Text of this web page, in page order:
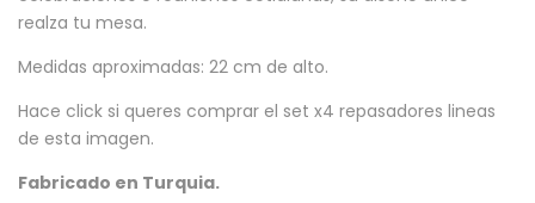
realza tu mesa.
Medidas aproximadas: 22 cm de alto.
Hace click si queres comprar el set x4 repasadores lineas
de esta imagen.
Fabricado en Turquia.